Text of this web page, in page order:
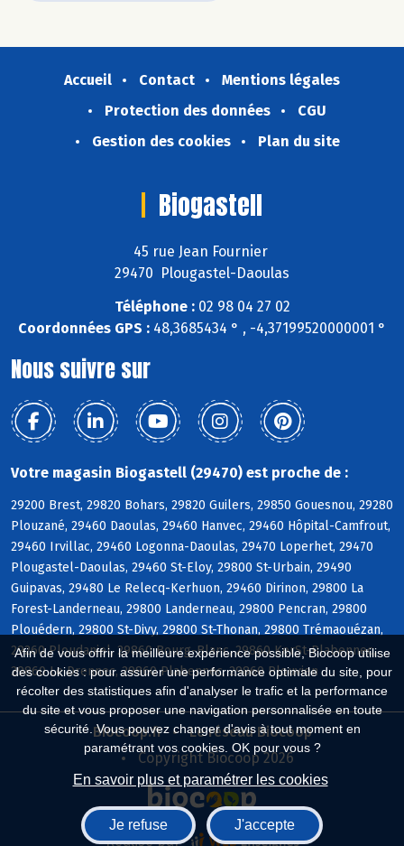
Afin de vous offrir la meilleure expérience possible, Biocoop utilise
des cookies : pour assurer une performance optimale du site, pour
récolter des statistiques afin d'analyser le trafic et la performance
du site et vous proposer une navigation personnalisée en toute
sécurité. Vous pouvez changer d'avis à tout moment en
paramétrant vos cookies. OK pour vous ?
En savoir plus et paramétrer les cookies
Je refuse J'accepte
Accueil Contact
Mentions légales
Protection des données
CGU
Gestion des cookies
Plan du site
Biogastell
45 rue Jean Fournier
29470 Plougastel-Daoulas
Téléphone :02 98 04 27 02
Coordonnées GPS : 48,3685434 ° , -4,37199520000001 °
Nous suivre sur
Votre magasin Biogastell (29470) est proche de :
29200 Brest, 29820 Bohars, 29820 Guilers, 29850 Gouesnou, 29280
Plouzané, 29460 Daoulas, 29460 Hanvec, 29460 Hôpital-Camfrout,
29460 Irvillac, 29460 Logonna-Daoulas, 29470 Loperhet, 29470
Plougastel-Daoulas, 29460 St-Eloy, 29800 St-Urbain, 29490
Guipavas, 29480 Le Relecq-Kerhuon, 29460 Dirinon, 29800 La
Forest-Landerneau, 29800 Landerneau, 29800 Pencran, 29800
Plouédern, 29800 St-Divy, 29800 St-Thonan, 29800 Trémaouézan,
29260 Ploudaniel, 29860 Bourg-Blanc, 29860 KerSt-Plabennec,
29860 Le Drennec, 29860 Plabennec, 29860 Plouvien
Biocoop.fr
Le réseau Biocoop
Copyright Biocoop 2026
Réalisé par